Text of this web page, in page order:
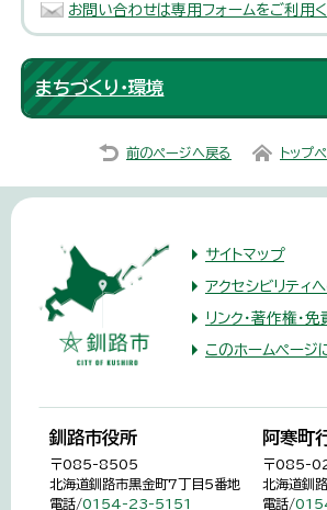
お問い合わせは専用フォームをご利用く
まちづくり・環境
前のページへ戻る トップ
サイトマップ
アクセシビリティ
リンク・著作権・
このホームページ
釧路市役所
〒085-8505
北海道釧路市黒金町7丁目5番地
電話/0154-23-5151
阿寒町
〒085-
北海道釧
電話/